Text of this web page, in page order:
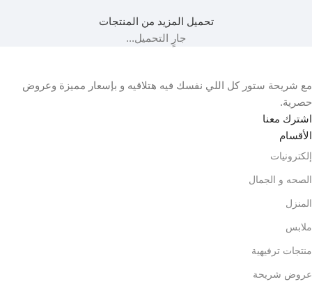
تحميل المزيد من المنتجات
جارٍ التحميل...
مع شريحة ستور كل اللي نفسك فيه هتلاقيه و بإسعار مميزة وعروض
حصرية.
اشترك معنا
الأقسام
إلكترونيات
الصحه و الجمال
المنزل
ملابس
منتجات ترفيهية
عروض شريحة